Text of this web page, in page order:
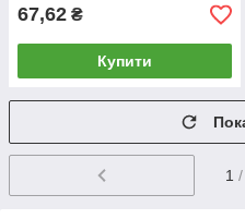
67,62 ₴
Купити
1